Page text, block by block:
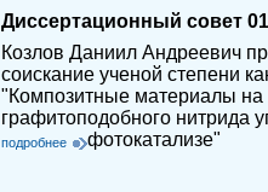
Диссертационный совет
Козлов Даниил Андреевич
соискание ученой степени
"Композитные материалы
графитоподобного нитрида
фотокатализе"
подробнее